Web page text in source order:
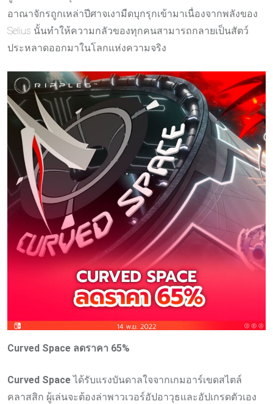
อาณาจักรถูกเหล่าปีศาจเงามืดบุกรุกเข้ามาเนื่องจากพลังของ
Selius นั้นทำให้ความกลัวของทุกคนสามารถกลายเป็นสัตว์
ประหลาดออกมาในโลกแห่งความจริง
Curved Space ลดราคา 65%
Curved Spaceได้รับแรงบันดาลใจจากเกมอาร์เขดสไตล์
คลาสสิก ผู้เล่นจะต้องล่าพาวเวอร์อัปอาวุธและอัปเกรดตัวเอง